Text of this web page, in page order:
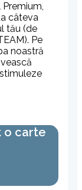
câteva
tău (de
Pe
noastră
o carte